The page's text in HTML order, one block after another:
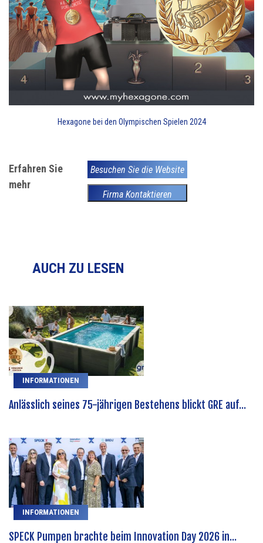
Hexagone bei den Olympischen Spielen 2024
Erfahren Sie
mehr
Besuchen Sie die Website
Firma Kontaktieren
AUCH ZU LESEN
INFORMATIONEN
Anlässlich seines 75-jährigen Bestehens blickt GRE auf...
INFORMATIONEN
SPECK Pumpen brachte beim Innovation Day 2026 in...